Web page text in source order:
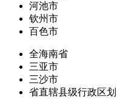
河池市
钦州市
百色市
全海南省
三亚市
三沙市
省直辖县级行政区划